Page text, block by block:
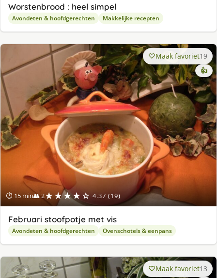
Worstenbrood : heel simpel
Avondeten & hoofdgerechten Makkelijke recepten
⏱ 15 min👥 2★★★★☆ 4.37 (19)
Maak favoriet19
👍
Februari stoofpotje met vis
Avondeten & hoofdgerechten Ovenschotels & eenpans
Maak favoriet13